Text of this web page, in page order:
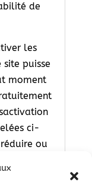
de
les
puisse
moment
ci-
ou